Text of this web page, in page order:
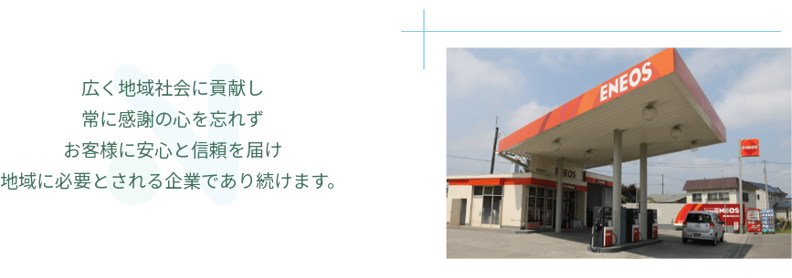
広く地域社会に貢献し
常に感謝の心を忘れず
お客様に安心と信頼を届け
地域に必要とされる企業であり続けます。